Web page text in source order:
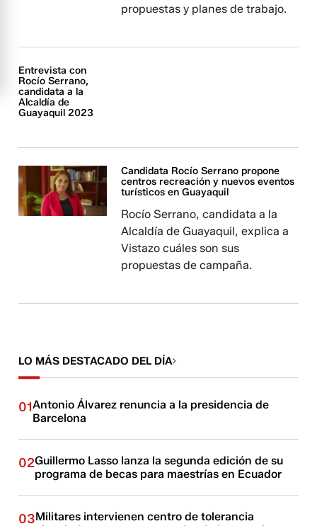
propuestas y planes de trabajo.
Entrevista con
Rocío Serrano,
candidata a la
Alcaldía de
Guayaquil 2023
Candidata Rocío Serrano propone
centros recreación y nuevos eventos
turísticos en Guayaquil
Rocío Serrano, candidata a la
Alcaldía de Guayaquil, explica a
Vistazo cuáles son sus
propuestas de campaña.
LO MÁS DESTACADO DEL DÍA
01Antonio Álvarez renuncia a la presidencia de
Barcelona
02Guillermo Lasso lanza la segunda edición de su
programa de becas para maestrías en Ecuador
03Militares intervienen centro de tolerancia